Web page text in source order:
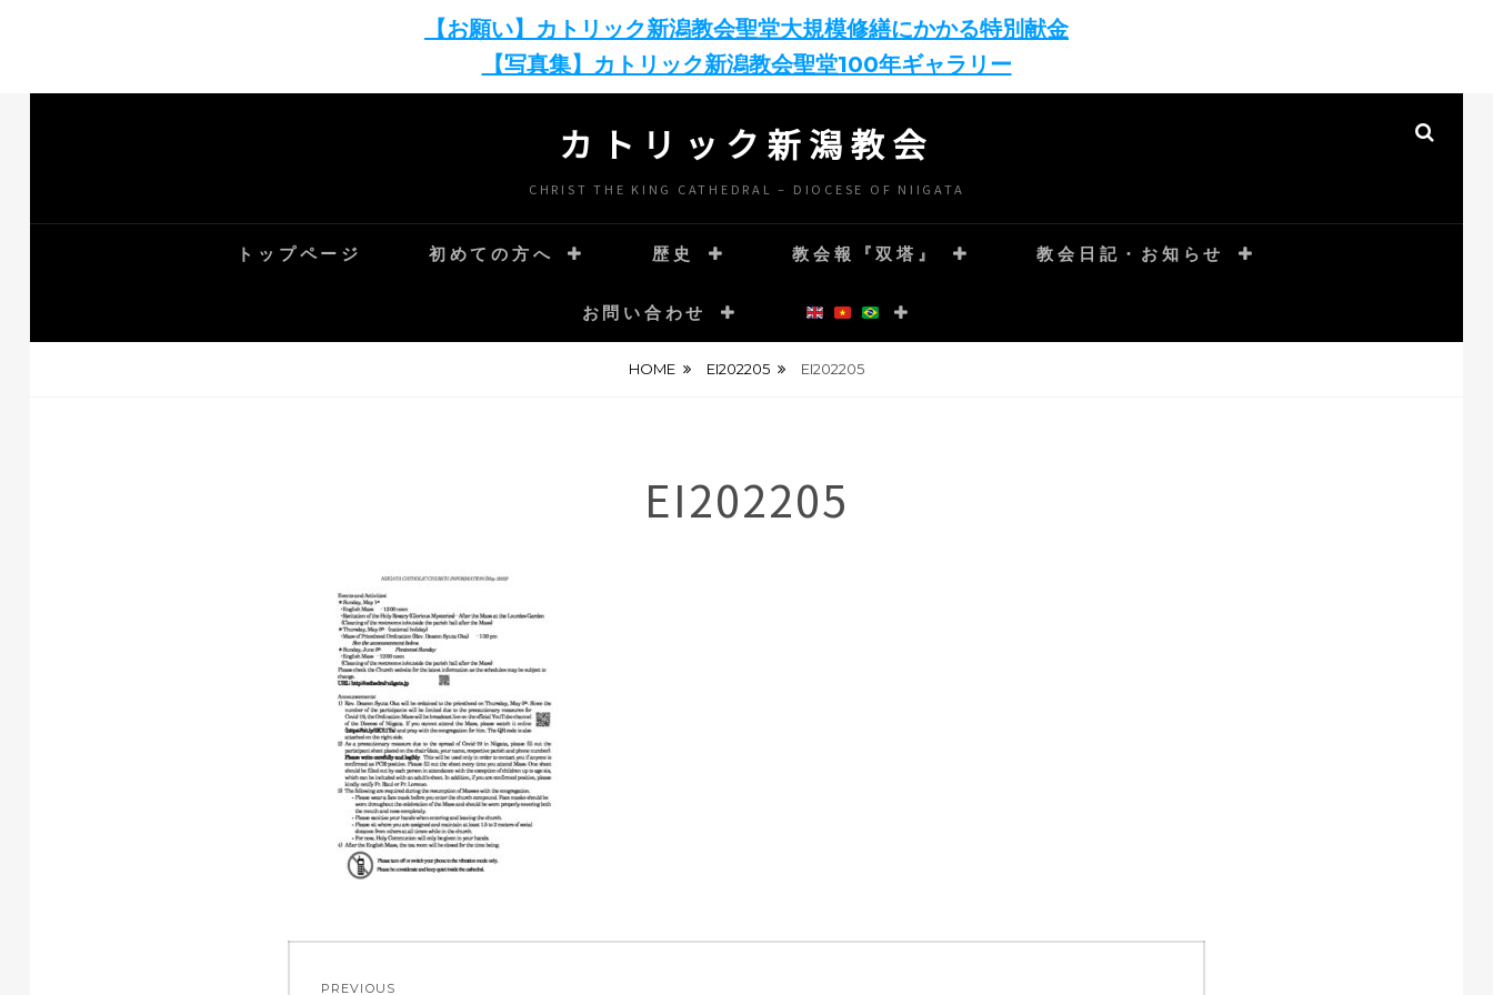
【お願い】カトリック新潟教会聖堂大規模修繕にかかる特別献金
【写真集】カトリック新潟教会聖堂100年ギャラリー
カトリック新潟教会
CHRIST THE KING CATHEDRAL – DIOCESE OF NIIGATA
トップページ 初めての方へ 歴史 教会報『双塔』 教会日記・お知らせ
お問い合わせ
HOME EI202205 EI202205
EI202205
PREVIOUS